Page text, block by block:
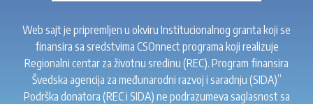
Web sajt je pripremljen u okviru Institucionalnog granta koji se
finansira sa sredstvima CSOnnect programa koji realizuje
Regionalni centar za životnu sredinu (REC). Program finansira
Švedska agencija za međunarodni razvoj i saradnju (SIDA)”
Podrška donatora (REC i SIDA) ne podrazumeva saglasnost sa